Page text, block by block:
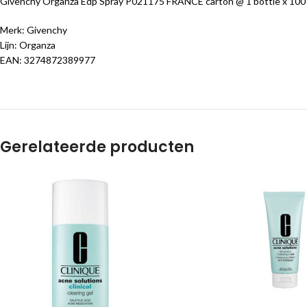
Merk: Givenchy
Lijn: Organza
EAN: 3274872389977
Gerelateerde producten